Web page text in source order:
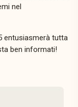
nel
entusiasmerà tutta
ben informati!